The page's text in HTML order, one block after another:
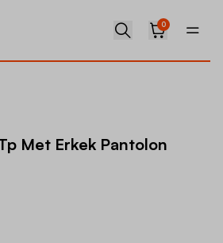
0
Met Erkek Pantolon